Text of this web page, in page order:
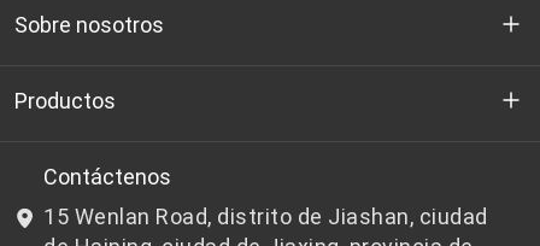
Sobre nosotros
Quienes somos
I+D
Noticias y Eventos
Productos
Chips de PET aptos para botellas
Chips de PET que no son aptos para botellas
Contáctenos
15 Wenlan Road, distrito de Jiashan, ciudad